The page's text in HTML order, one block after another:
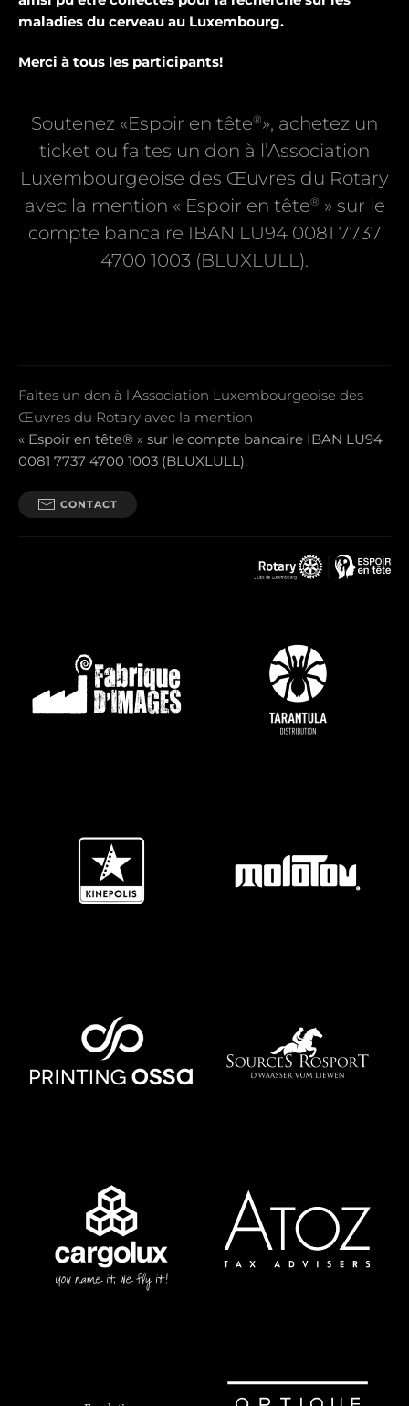
maladies du cerveau au Luxembourg.
Merci à tous les participants!
Soutenez «Espoir en tête®», achetez un
ticket ou faites un don à l’Association
Luxembourgeoise des Œuvres du Rotary
avec la mention « Espoir en tête® » sur le
compte bancaire IBAN LU94 0081 7737
4700 1003 (BLUXLULL).
Faites un don à l’Association Luxembourgeoise des
Œuvres du Rotary avec la mention
« Espoir en tête® » sur le compte bancaire IBAN LU94
0081 7737 4700 1003 (BLUXLULL).
CONTACT